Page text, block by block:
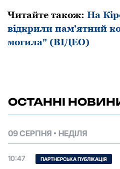
Читайте також: На
відкрили пам’ятний
могила" (ВІДЕО)
ОСТАННІ
09 СЕРПНЯ НЕДІЛЯ
10:47 ПАРТНЕРСЬКА ПУБЛІКАЦІЯ